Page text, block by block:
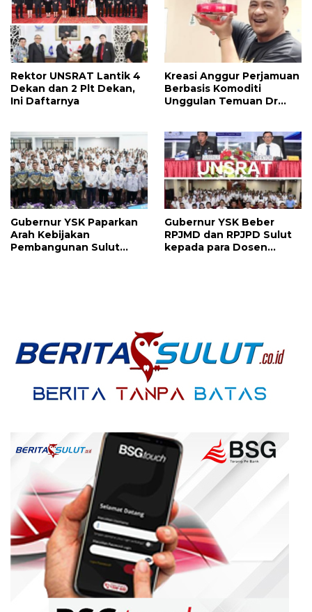
Rektor UNSRAT Lantik 4
Dekan dan 2 Plt Dekan,
Ini Daftarnya
Kreasi Anggur Perjamuan
Berbasis Komoditi
Unggulan Temuan Dr
Manfaatnya Jangka
Panjang
Gubernur YSK Paparkan
Arah Kebijakan
Pembangunan Sulut
Gubernur YSK Beber
RPJMD dan RPJPD Sulut
kepada para Dosen